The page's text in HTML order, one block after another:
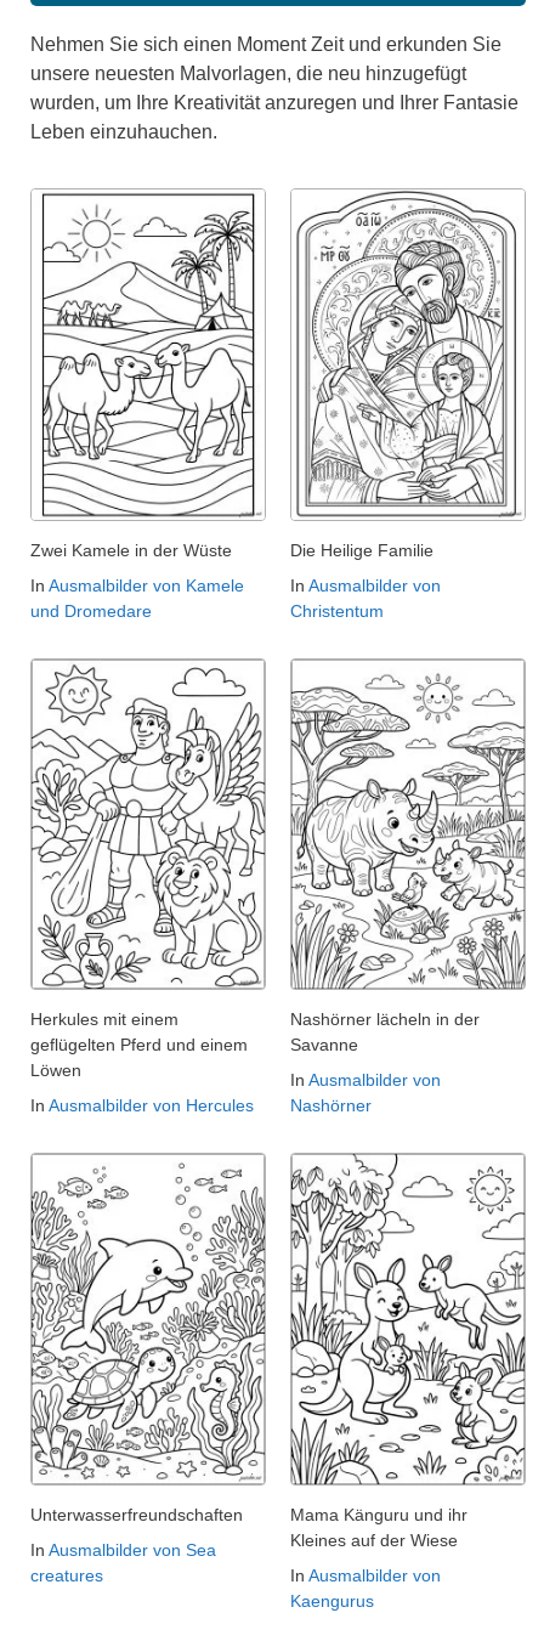
Nehmen Sie sich einen Moment Zeit und erkunden Sie
unsere neuesten Malvorlagen, die neu hinzugefügt
wurden, um Ihre Kreativität anzuregen und Ihrer Fantasie
Leben einzuhauchen.
Zwei Kamele in der Wüste
In Ausmalbilder von Kamele
und Dromedare
Die Heilige Familie
In Ausmalbilder von
Christentum
Herkules mit einem
geflügelten Pferd und einem
Löwen
In Ausmalbilder von Hercules
Nashörner lächeln in der
Savanne
In Ausmalbilder von
Nashörner
Unterwasserfreundschaften
In Ausmalbilder von Sea
creatures
Mama Känguru und ihr
Kleines auf der Wiese
In Ausmalbilder von
Kaengurus